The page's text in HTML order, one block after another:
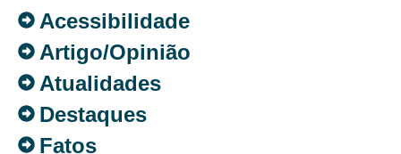
Acessibilidade
Artigo/Opinião
Atualidades
Destaques
Fatos